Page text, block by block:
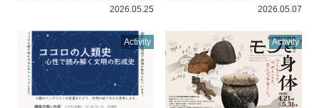
いま国立歴史民俗博物館で開
体」が
2026.05.25
Academy of Sciencesに掲載さ
B02班／京都大学）の研究成
果が国際学術誌
2026.05.07
Activity Activity